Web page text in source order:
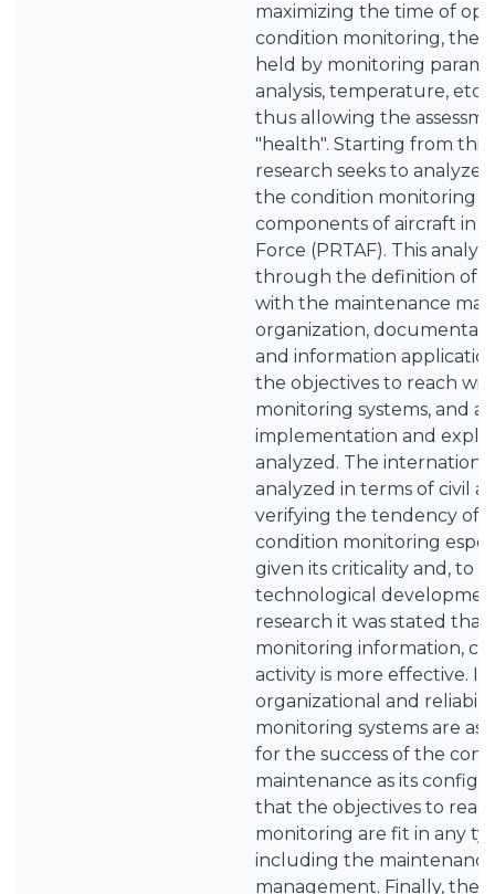
maximizing the time of
condition monitoring, the
held by monitoring
analysis, temperature,
thus allowing the
"health". Starting from this
research seeks to
the condition monitoring
components of aircraft in
Force (PRTAF). This
through the definition of
with the maintenance
organization,
and information
the objectives to reach
monitoring systems, and
implementation and
analyzed. The
analyzed in terms of civil
verifying the tendency of
condition monitoring
given its criticality and, to
technological
research it was stated
monitoring information,
activity is more effective.
organizational and
monitoring systems are
for the success of the
maintenance as its
that the objectives to
monitoring are fit in any
including the
management. Finally, the